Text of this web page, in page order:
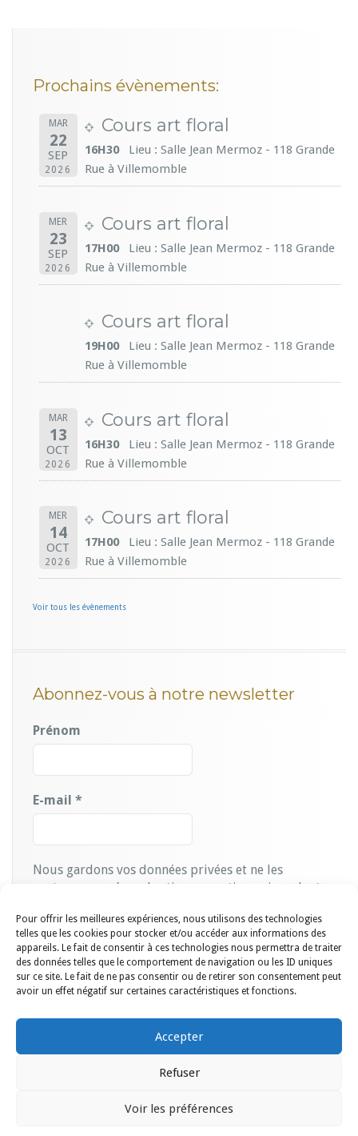
Pour offrir les meilleures expériences, nous utilisons des technologies
telles que les cookies pour stocker et/ou accéder aux informations des
appareils. Le fait de consentir à ces technologies nous permettra de traiter
des données telles que le comportement de navigation ou les ID uniques
sur ce site. Le fait de ne pas consentir ou de retirer son consentement peut
avoir un effet négatif sur certaines caractéristiques et fonctions.
Accepter
Refuser
Voir les préférences
Prochains évènements:
MAR
22
SEP
2026
Cours art floral
16H30
Lieu : Salle Jean Mermoz - 118 Grande
Rue à Villemomble
MER
23
SEP
2026
Cours art floral
17H00
Lieu : Salle Jean Mermoz - 118 Grande
Rue à Villemomble
Cours art floral
19H00
Lieu : Salle Jean Mermoz - 118 Grande
Rue à Villemomble
MAR
13
OCT
2026
Cours art floral
16H30
Lieu : Salle Jean Mermoz - 118 Grande
Rue à Villemomble
MER
14
OCT
2026
Cours art floral
17H00
Lieu : Salle Jean Mermoz - 118 Grande
Rue à Villemomble
Voir tous les évènements
Abonnez-vous à notre newsletter
Prénom
E-mail *
Nous gardons vos données privées et ne les
partageons qu’avec les tierces parties qui rendent ce
confidentialité.
contact@shve-horticulture.org | Tous droits réservés. |